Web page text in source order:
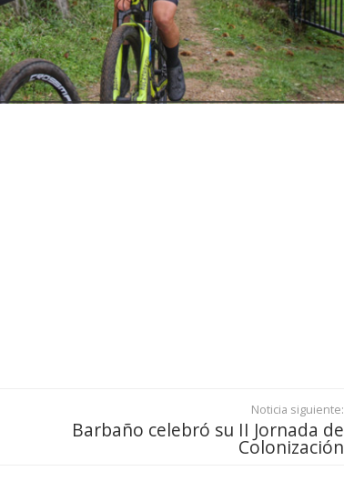
Noticia siguiente:
Barbaño celebró su II Jornada de
Colonización